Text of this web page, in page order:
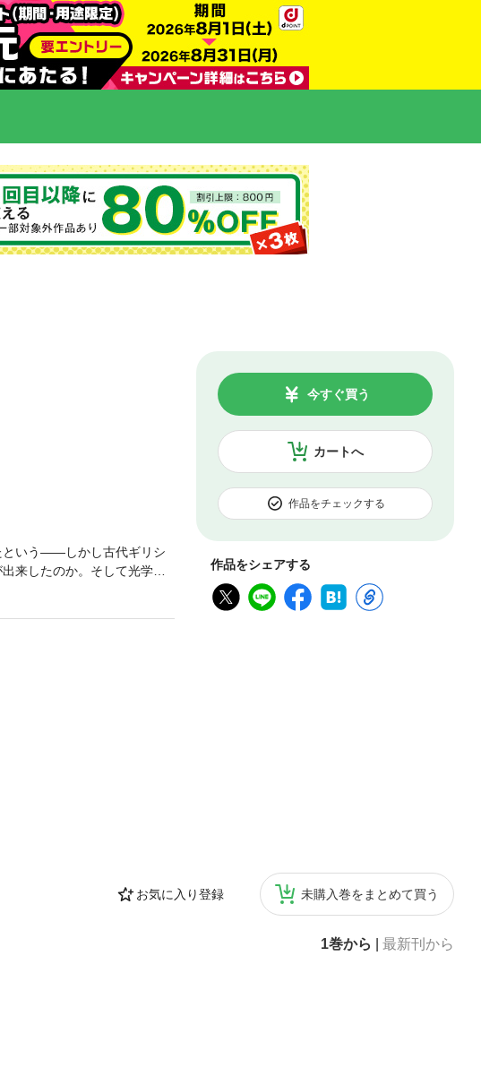
カートへ
今すぐ買う
作品をチェックする
作品をシェアする
お気に入り登録 未購入巻をまとめて買う
1巻から 最新刊から
という――しかし古代ギリシ
来したのか。そして光学に
であると喝破する著者が、
る自然に対する見方の、歴
とはかけ離れた比率にする
――。これらの問いは、人間
も「何かを通して」だと考
緊張関係、デカルト、パス
、哲学・思想、文学作品や
学の記念碑的著作。（原